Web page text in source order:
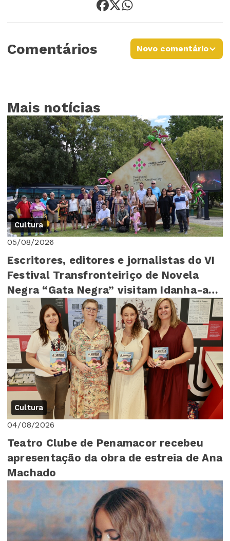
Comentários Novo comentário
Mais notícias
Cultura
05/08/2026
Escritores, editores e jornalistas do VI
Festival Transfronteiriço de Novela
Negra “Gata Negra” visitam Idanha-a-
Nova
Cultura
04/08/2026
Teatro Clube de Penamacor recebeu
apresentação da obra de estreia de Ana
Machado